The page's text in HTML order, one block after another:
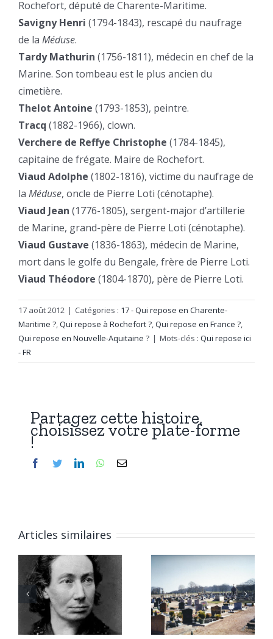
Rochefort, député de Charente-Maritime.
Savigny Henri (1794-1843), rescapé du naufrage
de la Méduse.
Tardy Mathurin (1756-1811), médecin en chef de la
Marine. Son tombeau est le plus ancien du
cimetière.
Thelot Antoine (1793-1853), peintre.
Tracq (1882-1966), clown.
Verchere de Reffye Christophe (1784-1845),
capitaine de frégate. Maire de Rochefort.
Viaud Adolphe (1802-1816), victime du naufrage de
la Méduse, oncle de Pierre Loti (cénotaphe).
Viaud Jean (1776-1805), sergent-major d’artillerie
de Marine, grand-père de Pierre Loti (cénotaphe).
Viaud Gustave (1836-1863), médecin de Marine,
mort dans le golfe du Bengale, frère de Pierre Loti.
Viaud Théodore (1804-1870), père de Pierre Loti.
17 août 2012 | Catégories : 17 - Qui repose en Charente-
Maritime ?,Qui repose à Rochefort ?,Qui repose en France ?,
Qui repose en Nouvelle-Aquitaine ? | Mots-clés : Qui repose ici
- FR
Partagez cette histoire,
choisissez votre plate-forme
!
Facebook
TwitterLinkedInWhatsApp
Email
Articles similaires
Qui repose
à Chitry-
les-Mines
6 janvier
2026 :
Marius,
César, et